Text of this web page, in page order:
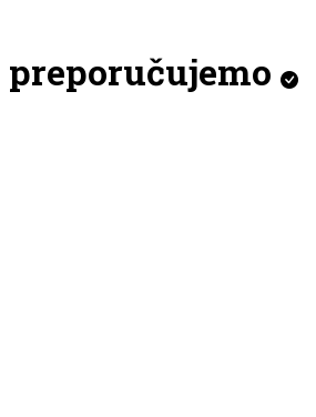
preporučujemo